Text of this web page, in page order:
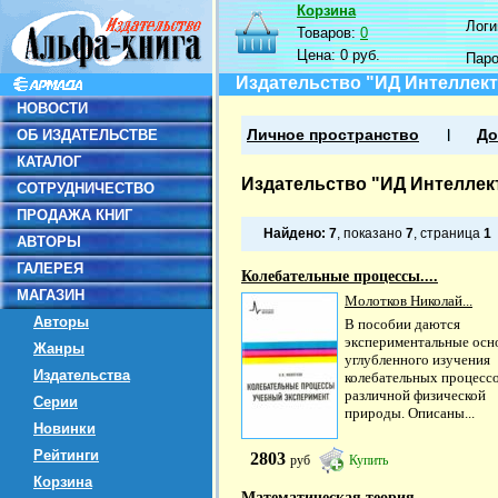
НОВОСТИ
ОБ ИЗДАТЕЛЬСТВЕ
КАТАЛОГ
СОТРУДНИЧЕСТВО
ПРОДАЖА КНИГ
АВТОРЫ
ГАЛЕРЕЯ
МАГАЗИН
Авторы
Жанры
Издательства
Серии
Новинки
Рейтинги
Корзина
Корзина
Товаров:0
Цена:0 руб.
Издательство "ИД
Личное пространство
Издательство "ИД
Найдено: 7, показано 7, страница 1
Колебательные процессы....
Молотков Николай...
В пособии даются
экспериментальные
углубленного изучения
колебательных
различной физической
природы. Описаны...
2803 руб Купить